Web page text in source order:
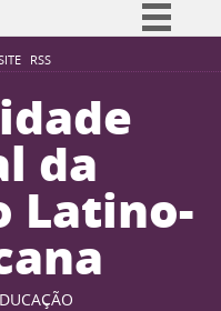
RSS
Simplifique!
Participe
Acesso à informação
Legislação
Canais
da
Latino-